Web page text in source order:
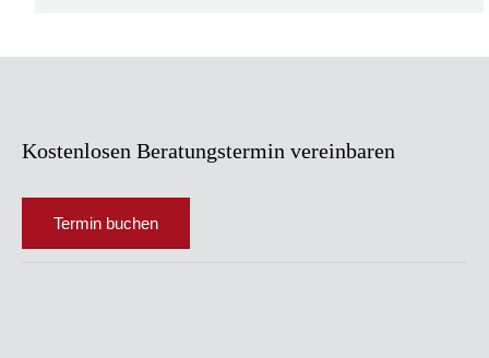
Kostenlosen Beratungstermin vereinbaren
Termin buchen